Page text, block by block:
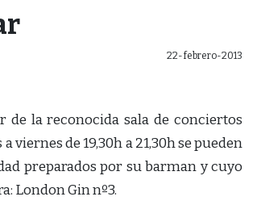
22-febrero-2013
de la reconocida sala de conciertos
a viernes de 19,30h a 21,30h se pueden
preparados por su barman y cuyo
London Gin nº3.